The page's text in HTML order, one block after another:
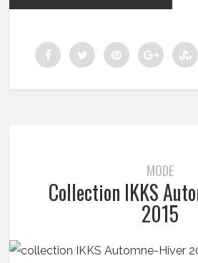
MODE
Collection IKKS
2015